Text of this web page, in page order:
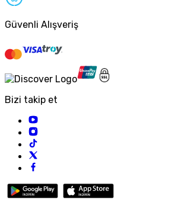
Güvenli Alışveriş
Bizi takip et